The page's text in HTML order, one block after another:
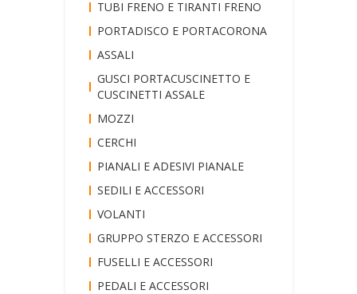
TUBI FRENO E TIRANTI FRENO
PORTADISCO E PORTACORONA
ASSALI
GUSCI PORTACUSCINETTO E
CUSCINETTI ASSALE
MOZZI
CERCHI
PIANALI E ADESIVI PIANALE
SEDILI E ACCESSORI
VOLANTI
GRUPPO STERZO E ACCESSORI
FUSELLI E ACCESSORI
PEDALI E ACCESSORI